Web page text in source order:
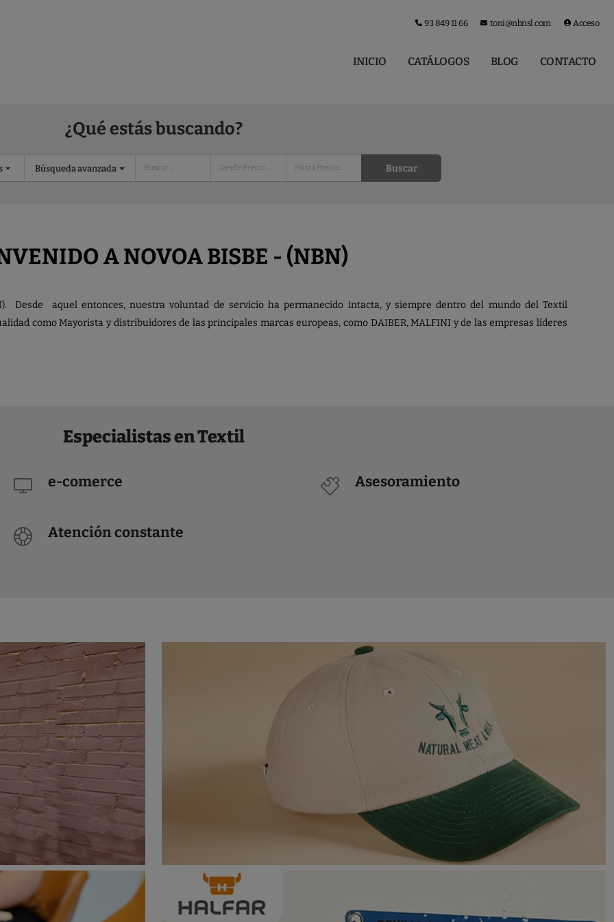
93 849 11 66 toni@nbnsl.com Acceso
INICIO CATÁLOGOS BLOG CONTACTO
¿Qué estás buscando?
Búsqueda avanzada Buscar
A NOVOA BISBE - (NBN)
Desde aquel entonces, nuestra voluntad de servicio ha permanecido intacta, y siempre dentro del mundo del Textil
como Mayorista y distribuidores de las principales marcas europeas, como DAIBER, MALFINI y de las empresas líderes
Especialistas en Textil
e-comerce Asesoramiento
Atención constante